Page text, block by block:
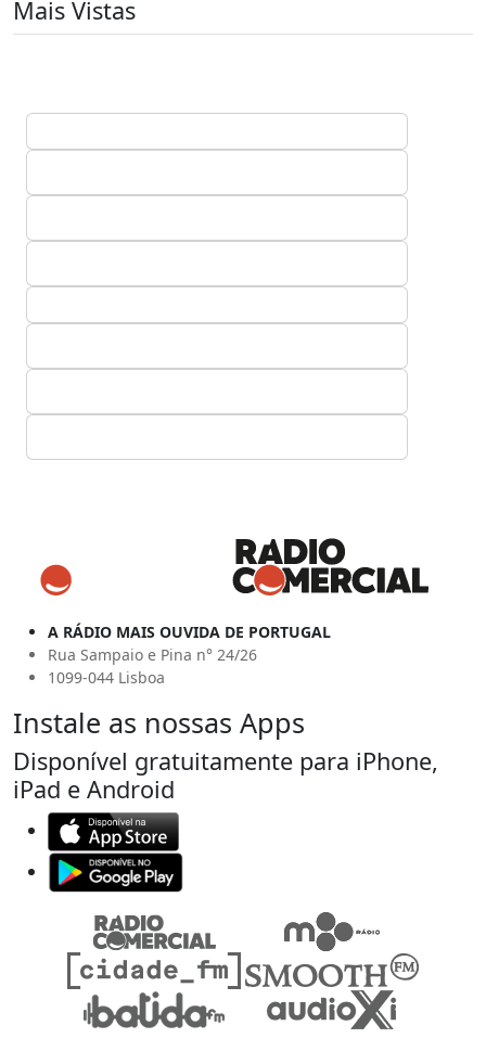
Mais Vistas
A RÁDIO MAIS OUVIDA DE PORTUGAL
Rua Sampaio e Pina n° 24/26
1099-044 Lisboa
Instale as nossas Apps
Disponível gratuitamente para iPhone,
iPad e Android